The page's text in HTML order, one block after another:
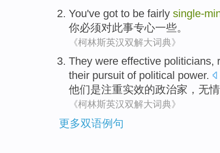
You've got to be fairly single-
你必须对此事专心一些。
《柯林斯英汉双解大词典》
They were effective politicians,
their pursuit of political power.
他们是注重实效的政治家 ， 无情
《柯林斯英汉双解大词典》
更多双语例句